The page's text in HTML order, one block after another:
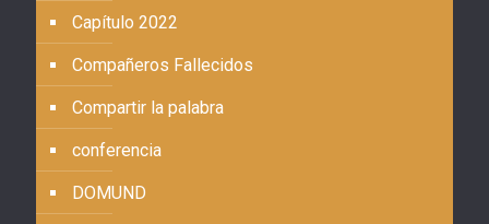
Capítulo 2022
Compañeros Fallecidos
Compartir la palabra
conferencia
DOMUND